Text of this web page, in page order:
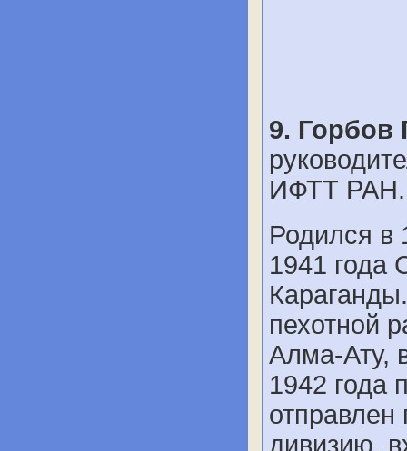
9. Горбов
ИФТТ РАН.
Родился в
1941 года
пехотной
Алма-Ату,
1942 года
дивизию,